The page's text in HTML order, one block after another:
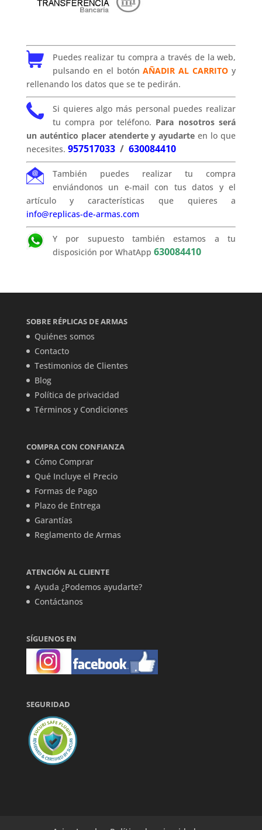
Puedes realizar tu compra a través de la web,
pulsando en el botónAÑADIR AL CARRITO y
rellenando los datos que se te pedirán.
Si quieres algo más personal puedes realizar
tu compra por teléfono. Para nosotros será
un auténtico placer atenderte y ayudarte en lo que
necesites. 957517033/ 630084410
También puedes realizar tu compra
enviándonos un e-mail con tus datos y el
artículo y características que quieres a
info@replicas-de-armas.com
Y por supuesto también estamos a tu
disposición por WhatApp 630084410
SOBRE RÉPLICAS DE ARMAS
Quiénes somos
Contacto
Testimonios de Clientes
Blog
Política de privacidad
Términos y Condiciones
COMPRA CON CONFIANZA
Cómo Comprar
Qué Incluye el Precio
Formas de Pago
Plazo de Entrega
Garantías
Reglamento de Armas
ATENCIÓN AL CLIENTE
Ayuda ¿Podemos ayudarte?
Contáctanos
SÍGUENOS EN
SEGURIDAD